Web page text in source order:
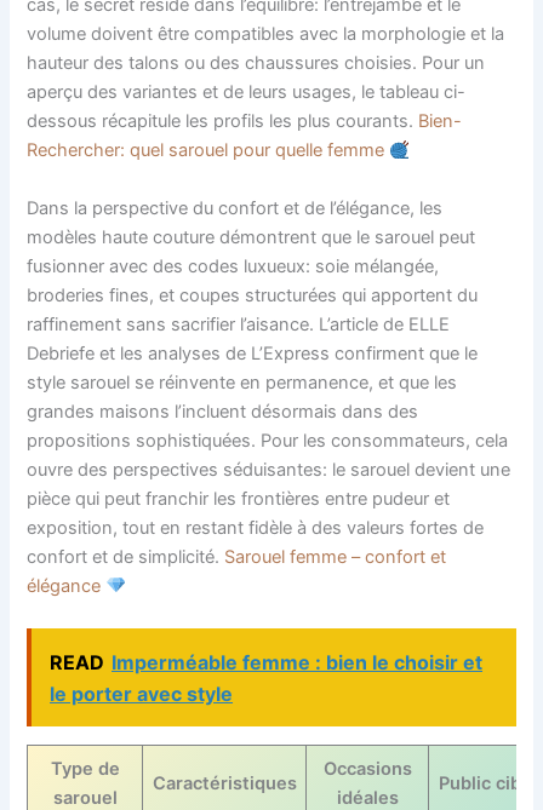
cas, le secret réside dans l’équilibre: l’entrejambe et le
volume doivent être compatibles avec la morphologie et la
hauteur des talons ou des chaussures choisies. Pour un
aperçu des variantes et de leurs usages, le tableau ci-
dessous récapitule les profils les plus courants. Bien-
Rechercher: quel sarouel pour quelle femme
Dans la perspective du confort et de l’élégance, les
modèles haute couture démontrent que le sarouel peut
fusionner avec des codes luxueux: soie mélangée,
broderies fines, et coupes structurées qui apportent du
raffinement sans sacrifier l’aisance. L’article de ELLE
Debriefe et les analyses de L’Express confirment que le
style sarouel se réinvente en permanence, et que les
grandes maisons l’incluent désormais dans des
propositions sophistiquées. Pour les consommateurs, cela
ouvre des perspectives séduisantes: le sarouel devient une
pièce qui peut franchir les frontières entre pudeur et
exposition, tout en restant fidèle à des valeurs fortes de
confort et de simplicité. Sarouel femme – confort et
élégance
READ Imperméable femme : bien le choisir et
le porter avec style
Type de
sarouel
Caractéristiques
Occasions
idéales
Public cible